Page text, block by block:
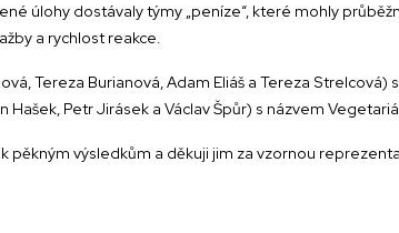
úlohy dostávaly týmy „peníze“, které mohly
a rychlost reakce.
Tereza Burianová, Adam Eliáš a Tereza
Hašek, Petr Jirásek a Václav Špůr) s názvem
pěkným výsledkům a děkuji jim za vzornou